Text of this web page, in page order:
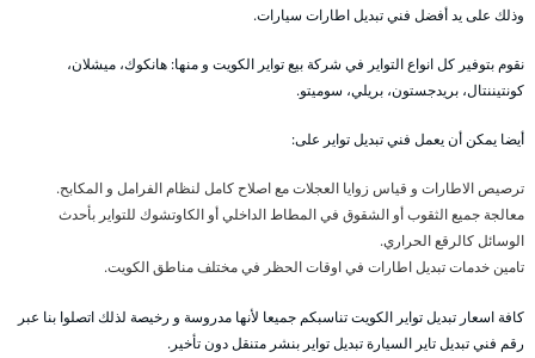
وذلك على يد أفضل فني تبديل اطارات سيارات.
نقوم بتوفير كل انواع التواير في شركة بيع تواير الكويت و منها: هانكوك، ميشلان،
كونتيننتال، بريدجستون، بريلي، سوميتو.
أيضا يمكن أن يعمل فني تبديل تواير على:
ترصيص الاطارات و قياس زوايا العجلات مع اصلاح كامل لنظام الفرامل و المكابح.
معالجة جميع الثقوب أو الشقوق في المطاط الداخلي أو الكاوتشوك للتواير بأحدث
الوسائل كالرقع الحراري.
تامين خدمات تبديل اطارات في اوقات الحظر في مختلف مناطق الكويت.
كافة اسعار تبديل تواير الكويت تناسبكم جميعا لأنها مدروسة و رخيصة لذلك اتصلوا بنا عبر
رقم فني تبديل تاير السيارة تبديل تواير بنشر متنقل دون تأخير.